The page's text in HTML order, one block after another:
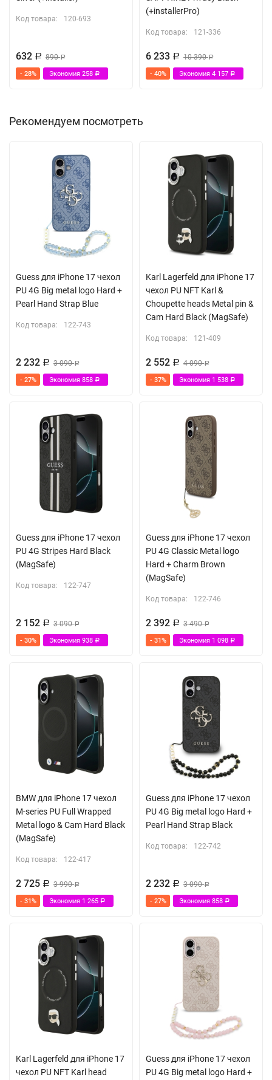
Код товара: 120-693
632 Р 890Р
- 28% Экономия 258 Р
(+installerPro)
Код товара: 121-336
6 233 Р 10 390Р
- 40% Экономия 4 157 Р
Рекомендуем посмотреть
Guess для iPhone 17 чехол
PU 4G Big metal logo Hard +
Pearl Hand Strap Blue
Код товара: 122-743
2 232 Р 3 090Р
- 27% Экономия 858 Р
Karl Lagerfeld для iPhone 17
чехол PU NFT Karl &
Choupette heads Metal pin &
Cam Hard Black (MagSafe)
Код товара: 121-409
2 552 Р 4 090Р
- 37% Экономия 1 538 Р
Guess для iPhone 17 чехол
PU 4G Stripes Hard Black
(MagSafe)
Код товара: 122-747
2 152 Р 3 090Р
- 30% Экономия 938 Р
Guess для iPhone 17 чехол
PU 4G Classic Metal logo
Hard + Charm Brown
(MagSafe)
Код товара: 122-746
2 392 Р 3 490Р
- 31% Экономия 1 098 Р
BMW для iPhone 17 чехол
M-series PU Full Wrapped
Metal logo & Cam Hard Black
(MagSafe)
Код товара: 122-417
2 725 Р 3 990Р
- 31% Экономия 1 265 Р
Guess для iPhone 17 чехол
PU 4G Big metal logo Hard +
Pearl Hand Strap Black
Код товара: 122-742
2 232 Р 3 090Р
- 27% Экономия 858 Р
Karl Lagerfeld для iPhone 17
чехол PU NFT Karl head
Guess для iPhone 17 чехол
PU 4G Big metal logo Hard +